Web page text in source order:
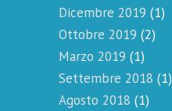
Dicembre 2019 (1)
Ottobre 2019 (2)
Marzo 2019 (1)
Settembre 2018 (1)
Agosto 2018 (1)